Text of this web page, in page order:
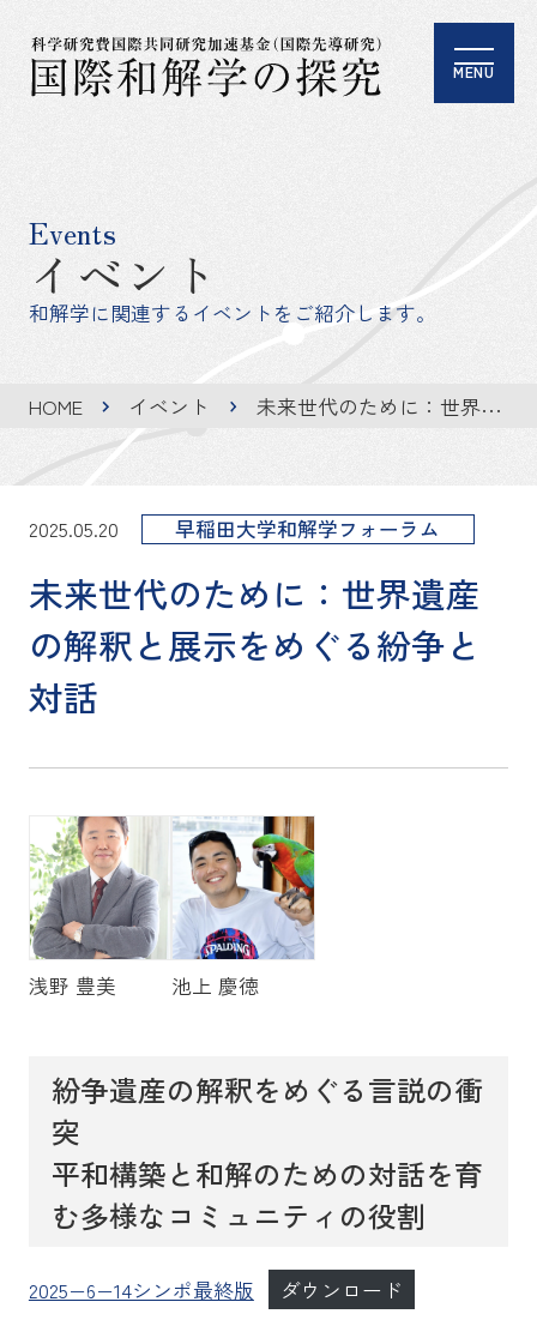
MENU
イベント
Events
和解学に関連するイベントをご紹介します。
HOME イベント 未来世代のために：世界遺産の解釈と展示をめぐる紛争と対話
2025.05.20 早稲田大学和解学フォーラム
未来世代のために：世界遺産
の解釈と展示をめぐる紛争と
対話
浅野 豊美 池上 慶徳
紛争遺産の解釈をめぐる言説の衝
突
平和構築と和解のための対話を育
む多様なコミュニティの役割
2025−6−14シンポ最終版 ダウンロード